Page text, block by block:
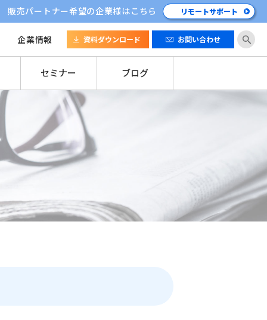
販売パートナー希望の企業様はこちら リモートサポート
企業情報 資料ダウンロード お問い合わせ
セミナー ブログ